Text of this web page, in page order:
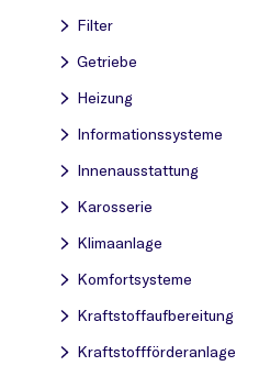
Filter
Getriebe
Heizung
Informationssysteme
Innenausstattung
Karosserie
Klimaanlage
Komfortsysteme
Kraftstoff­aufbereitung
Kraftstoff­förderanlage